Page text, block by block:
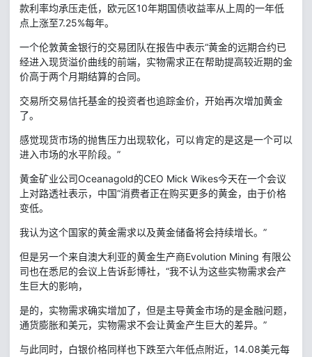
款利率均承压走低，欧元区10年期国债收益率从上周的一年低
点上涨至7.25%每年。
一个伦敦黄金银行的交易团队在报告中表示“黄金的远期合约已
经进入现货溢价曲线的前端，实物需求正在帮助提高较近期的金
价高于两个月期结算的合同。
交易所交易信托基金的投资者也追踪金价，开始再次增加黄金
了。
感觉现货市场的抛售压力出现软化，可以肯定的是这是一个可以
进入市场的水平阶段。”
黄金矿业公司Oceanagold的CEO Mick Wikes今天在一个会议
上对路透社表示，中国“消费者正在购买更多的黄金，由于价格
变低。
我认为这个国家的黄金需求以及黄金储备将会持续增长。”
但是另一个来自澳大利亚的黄金生产商Evolution Mining 有限公
司也在悉尼的会议上告诉彭博社，“我不认为这些实物需求会产
生巨大的影响，
是的，实物需求确实增加了，但是主导黄金市场的是金融问题，
通货膨胀和美元，实物需求不会让黄金产生巨大的差异。”
与此同时，白银价格同样也下跌至六年低点附近，14.08美元每